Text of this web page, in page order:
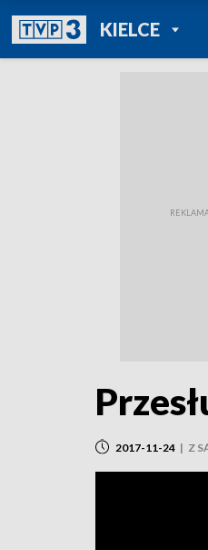
KIELCEPOWRÓT
TVP
2017-11-24 | Z